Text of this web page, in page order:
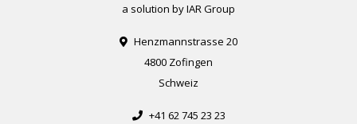
a solution by IAR Group
Henzmannstrasse 20
4800 Zofingen
Schweiz
+41 62 745 23 23